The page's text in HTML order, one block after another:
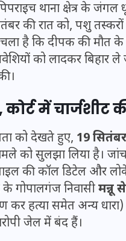
थाना क्षेत्र के
की रात को, पशु तस्करों
है कि दीपक की मौत के
को लादकर बिहार ले
में चार्जशीट
को देखते हुए, 19 सितंबर
को सुलझा लिया है।
की कॉल डिटेल और
गोपालगंज निवासीमन्नू
कर हत्या समेत अन्य
जेल में बंद हैं।
Recruitment
में लेखपाल के पदों
का विज्ञापन जारी,
शुरू होंगे आवेदन
16 दिसम्बर 2025